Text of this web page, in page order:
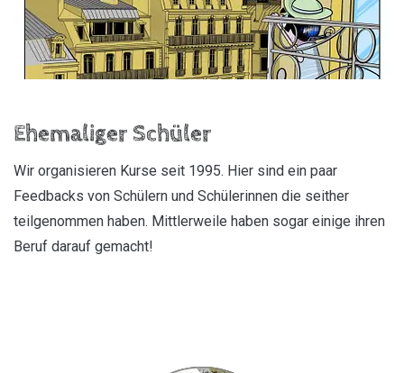
Ehemaliger Schüler
Wir organisieren Kurse seit 1995. Hier sind ein paar
Feedbacks von Schülern und Schülerinnen die seither
teilgenommen haben. Mittlerweile haben sogar einige ihren
Beruf darauf gemacht!